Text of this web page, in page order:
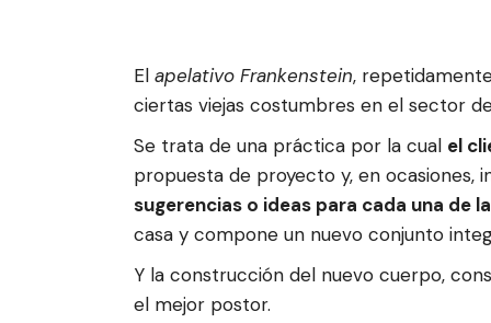
El apelativo Frankenstein,
ciertas viejas costumbres en el sector
Se trata de una práctica por la cual el
propuesta de proyecto y, en ocasiones,
sugerencias o ideas para cada una de
casa y compone un nuevo conjunto
Y la construcción del nuevo cuerpo,
el mejor postor.